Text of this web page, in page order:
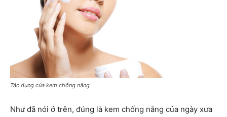
Tác dụng của kem chống nắng
Như đã nói ở trên, đúng là kem chống nắng của ngày xưa